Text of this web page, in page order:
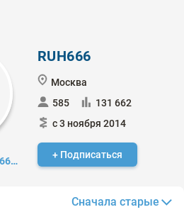
https://t.me/ruh666_channel
RUH666
Москва
585
131 662
с 3 ноября 2014
+ Подписаться
Сначала старые